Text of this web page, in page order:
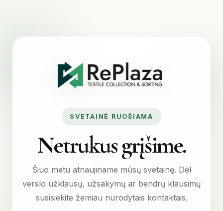
SVETAINĖ RUOŠIAMA
Netrukus grįšime.
Šiuo metu atnaujiname mūsų svetainę. Dėl
verslo užklausų, užsakymų ar bendrų klausimų
susisiekite žemiau nurodytais kontaktais.